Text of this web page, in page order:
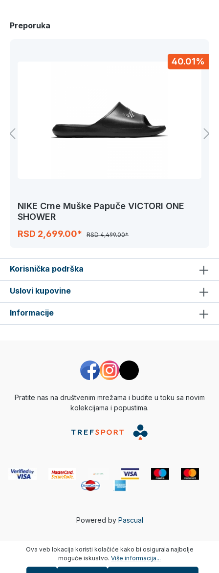
Preporuka
40.01%
NIKE Crne Muške Papuče VICTORI ONE
SHOWER
RSD 2,699.00*
RSD 4,499.00*
Korisnička podrška
Uslovi kupovine
Informacije
Pratite nas na društvenim mrežama i budite u toku sa novim
kolekcijama i popustima.
Powered by Pascual
Ova veb lokacija koristi kolačiće kako bi osigurala najbolje
moguće iskustvo. Više informacija...